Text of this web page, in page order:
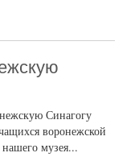
Синагогу
воронежской
музея...